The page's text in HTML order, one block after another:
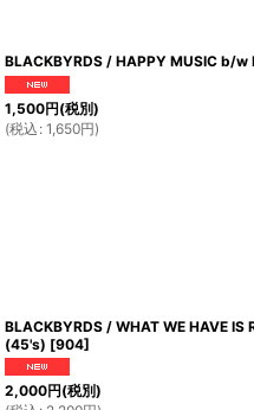
BLACKBYRDS / HAPPY MUSIC b/w
1,500円(税別)
(税込 : 1,650円)
BLACKBYRDS / WHAT WE HAVE IS
(45's) [904]
2,000円(税別)